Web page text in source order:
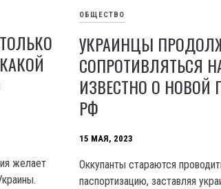
желает
ОБЩЕСТВО
УКРАИНЦЫ
СОПРОТИВЛЯТЬСЯ
ИЗВЕСТНО О НОВОЙ
РФ
15 МАЯ, 2023
Оккупанты стараются
паспортизацию, заставляя